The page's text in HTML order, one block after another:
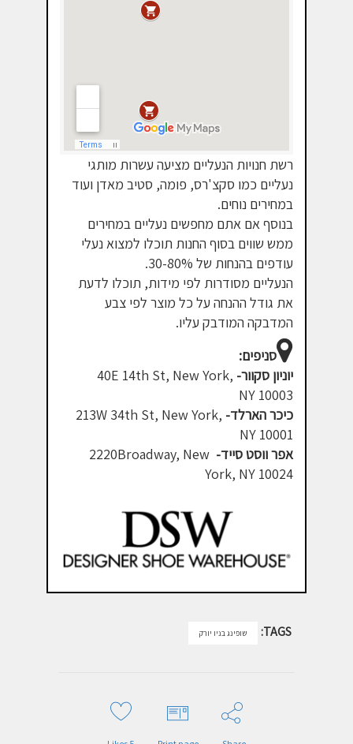
רשת חנויות הנעליים מציעה עשרות מותגי
נעליים כמו סקצ'רס, פומה, סטיב מאדן ועוד
במחירים נוחים.
בנוסף אם אתם מחפשים נעליים במחירים
ממש שווים בסוף החנות תוכלו למצוא נעלי
עודפים בהנחות של 30-80%.
הנעליים מסודרות לפי מידות, תוכלו לדעת
את גודל ההנחה על כל מוצר לפי צבע
המדבקה המודבק עליו.
סניפים:
יוניון סקוור- 40E 14th St, New York,
NY 10003
כיכר הארלד- 213W 34th St, New York,
NY 10001
אפר ווסט סייד- 2220Broadway, New
York, NY 10024
TAGS: שופינג בניו יורק